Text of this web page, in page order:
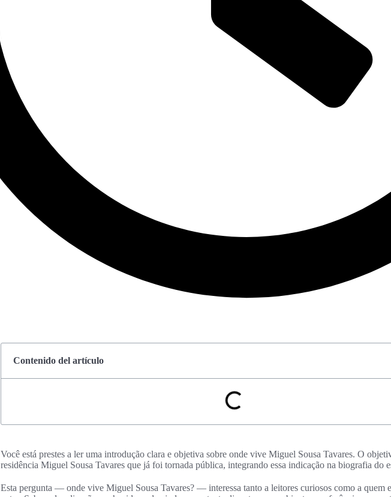
Contenido del artículo
Você está prestes a ler uma introdução clara e objetiva sobre onde vive Miguel Sousa Tavares. O
residência Miguel Sousa Tavares que já foi tornada pública, integrando essa indicação na biografia do
Esta pergunta — onde vive Miguel Sousa Tavares? — interessa tanto a leitores curiosos como a quem